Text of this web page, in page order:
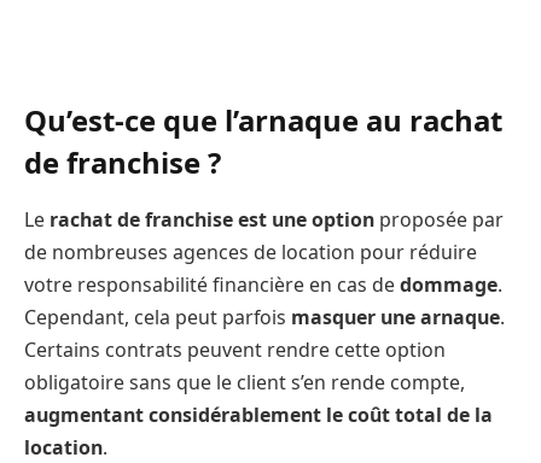
Qu’est-ce que l’arnaque au rachat
de franchise ?
Le rachat de franchise est une option proposée par
de nombreuses agences de location pour réduire
votre responsabilité financière en cas dedommage.
Cependant, cela peut parfois masquer unearnaque.
Certains contrats peuvent rendre cette option
obligatoire sans que le client s’en rende compte,
augmentant considérablement le coût total de la
location.